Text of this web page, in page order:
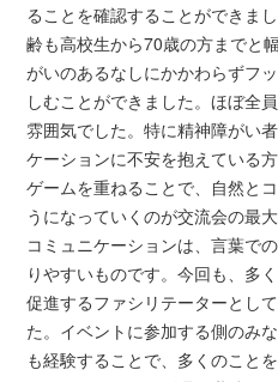
ることを確認することができま
齢も高校生から70歳の方までと
がいのあるなしにかかわらずフ
しむことができました。ほぼ全
雰囲気でした。特に精神障がい
ケーションに不安を抱えている
ゲームを重ねることで、自然と
うになっていくのが交流会の最
コミュニケーションは、言葉で
りやすいものです。今回も、多
促進するファシリテーターとし
た。イベントに参加する側のみ
も経験することで、多くのこと